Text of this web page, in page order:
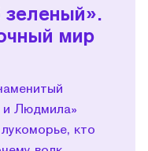
зеленый».
мир
и Людмила»
кто